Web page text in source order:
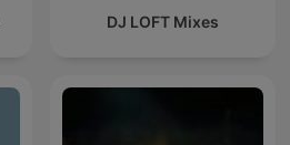
DJ LOFT Mixes